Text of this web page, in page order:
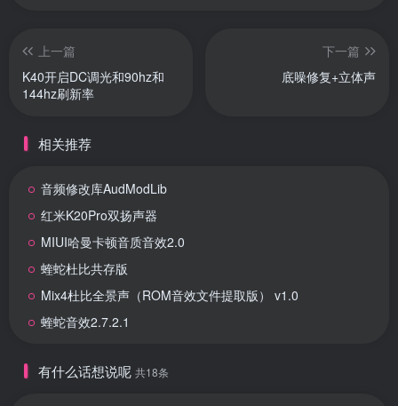
上一篇
K40开启DC调光和90hz和
144hz刷新率
下一篇
底噪修复+立体声
相关推荐
音频修改库AudModLib
红米K20Pro双扬声器
MIUI哈曼卡顿音质音效2.0
蝰蛇杜比共存版
Mix4杜比全景声（ROM音效文件提取版） v1.0
蝰蛇音效2.7.2.1
有什么话想说呢 共18条